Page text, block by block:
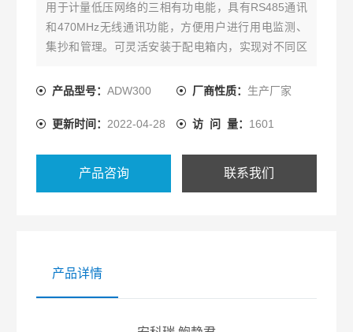
用于计量低压网络的三相有功电能，具有RS485通讯
和470MHz无线通讯功能，方便用户进行用电监测、
集抄和管理。可灵活安装于配电箱内，实现对不同区
产品型号：ADW300 厂商性质： 生产厂家
更新时间： 2022-04-28 访 问 量： 1601
产品咨询 联系我们
产品详情